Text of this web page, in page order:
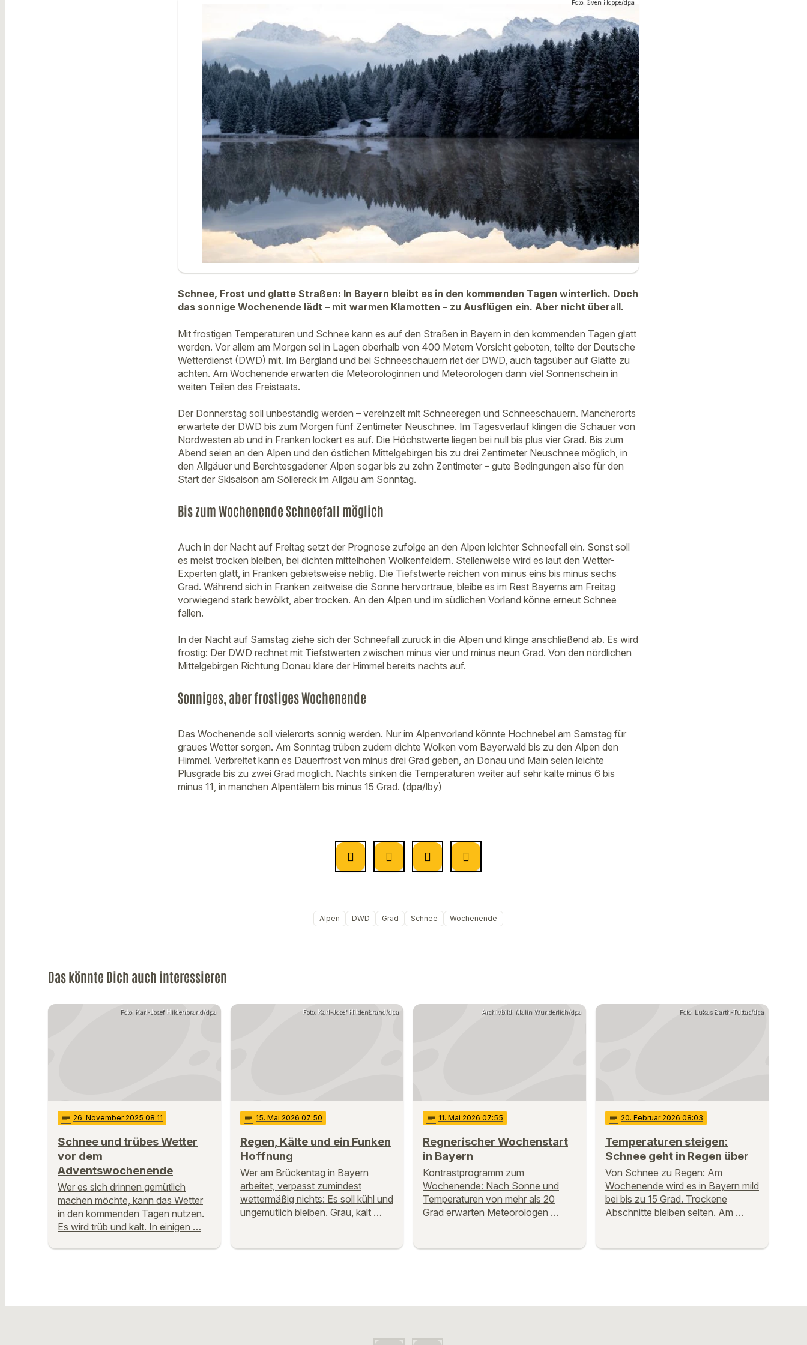
Foto: Sven Hoppe/dpa
Schnee, Frost und glatte Straßen: In Bayern bleibt es in den kommenden Tagen winterlich. Doch
das sonnige Wochenende lädt – mit warmen Klamotten – zu Ausflügen ein. Aber nicht überall.
Mit frostigen Temperaturen und Schnee kann es auf den Straßen in Bayern in den kommenden Tagen glatt
werden. Vor allem am Morgen sei in Lagen oberhalb von 400 Metern Vorsicht geboten, teilte der Deutsche
Wetterdienst (DWD) mit. Im Bergland und bei Schneeschauern riet der DWD, auch tagsüber auf Glätte zu
achten. Am Wochenende erwarten die Meteorologinnen und Meteorologen dann viel Sonnenschein in
weiten Teilen des Freistaats.
Der Donnerstag soll unbeständig werden – vereinzelt mit Schneeregen und Schneeschauern. Mancherorts
erwartete der DWD bis zum Morgen fünf Zentimeter Neuschnee. Im Tagesverlauf klingen die Schauer von
Nordwesten ab und in Franken lockert es auf. Die Höchstwerte liegen bei null bis plus vier Grad. Bis zum
Abend seien an den Alpen und den östlichen Mittelgebirgen bis zu drei Zentimeter Neuschnee möglich, in
den Allgäuer und Berchtesgadener Alpen sogar bis zu zehn Zentimeter – gute Bedingungen also für den
Start der Skisaison am Söllereck im Allgäu am Sonntag.
Bis zum Wochenende Schneefall möglich
Auch in der Nacht auf Freitag setzt der Prognose zufolge an den Alpen leichter Schneefall ein. Sonst soll
es meist trocken bleiben, bei dichten mittelhohen Wolkenfeldern. Stellenweise wird es laut den Wetter-
Experten glatt, in Franken gebietsweise neblig. Die Tiefstwerte reichen von minus eins bis minus sechs
Grad. Während sich in Franken zeitweise die Sonne hervortraue, bleibe es im Rest Bayerns am Freitag
vorwiegend stark bewölkt, aber trocken. An den Alpen und im südlichen Vorland könne erneut Schnee
fallen.
In der Nacht auf Samstag ziehe sich der Schneefall zurück in die Alpen und klinge anschließend ab. Es wird
frostig: Der DWD rechnet mit Tiefstwerten zwischen minus vier und minus neun Grad. Von den nördlichen
Mittelgebirgen Richtung Donau klare der Himmel bereits nachts auf.
Sonniges, aber frostiges Wochenende
Das Wochenende soll vielerorts sonnig werden. Nur im Alpenvorland könnte Hochnebel am Samstag für
graues Wetter sorgen. Am Sonntag trüben zudem dichte Wolken vom Bayerwald bis zu den Alpen den
Himmel. Verbreitet kann es Dauerfrost von minus drei Grad geben, an Donau und Main seien leichte
Plusgrade bis zu zwei Grad möglich. Nachts sinken die Temperaturen weiter auf sehr kalte minus 6 bis
minus 11, in manchen Alpentälern bis minus 15 Grad. (dpa/lby)
Alpen DWD Grad Schnee Wochenende
Das könnte Dich auch interessieren
Foto: Karl-Josef Hildenbrand/dpa
notes 26. November 2025 08:11
Schnee und trübes Wetter
vor dem
Adventswochenende
Wer es sich drinnen gemütlich
machen möchte, kann das Wetter
in den kommenden Tagen nutzen.
Es wird trüb und kalt. In einigen …
Foto: Karl-Josef Hildenbrand/dpa
notes 15. Mai 2026 07:50
Regen, Kälte und ein Funken
Hoffnung
Wer am Brückentag in Bayern
arbeitet, verpasst zumindest
wettermäßig nichts: Es soll kühl und
ungemütlich bleiben. Grau, kalt …
Archivbild: Malin Wunderlich/dpa
notes 11. Mai 2026 07:55
Regnerischer Wochenstart
in Bayern
Kontrastprogramm zum
Wochenende: Nach Sonne und
Temperaturen von mehr als 20
Grad erwarten Meteorologen …
Foto: Lukas Barth-Tuttas/dpa
notes 20. Februar 2026 08:03
Temperaturen steigen:
Schnee geht in Regen über
Von Schnee zu Regen: Am
Wochenende wird es in Bayern mild
bei bis zu 15 Grad. Trockene
Abschnitte bleiben selten. Am …